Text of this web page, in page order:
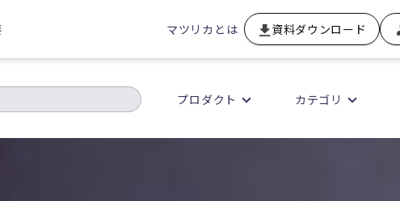
マツリカとは 資料ダウンロード
プロダクト カテゴリ